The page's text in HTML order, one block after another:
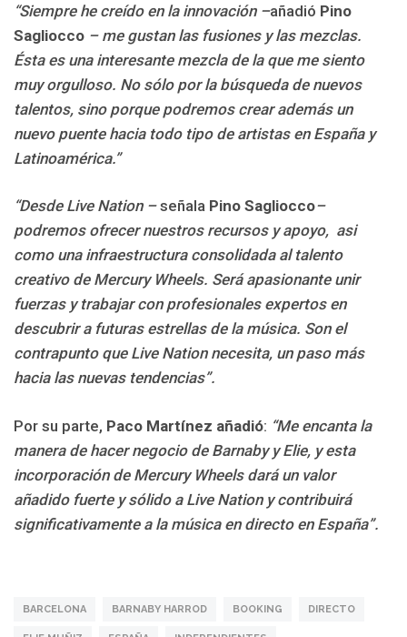
“Siempre he creído en la innovación –añadió Pino
Sagliocco – me gustan las fusiones y las mezclas.
Ésta es una interesante mezcla de la que me siento
muy orgulloso. No sólo por la búsqueda de nuevos
talentos, sino porque podremos crear además un
nuevo puente hacia todo tipo de artistas en España y
Latinoamérica.”
“Desde Live Nation –señala Pino Sagliocco–
podremos ofrecer nuestros recursos y apoyo, asi
como una infraestructura consolidada al talento
creativo de Mercury Wheels. Será apasionante unir
fuerzas y trabajar con profesionales expertos en
descubrir a futuras estrellas de la música. Son el
contrapunto que Live Nation necesita, un paso más
hacia las nuevas tendencias”.
Por su parte, Paco Martínez añadió: “Me encanta la
manera de hacer negocio de Barnaby y Elie, y esta
incorporación de Mercury Wheels dará un valor
añadido fuerte y sólido a Live Nation y contribuirá
significativamente a la música en directo en España”.
BARCELONA BARNABY HARROD BOOKING DIRECTO